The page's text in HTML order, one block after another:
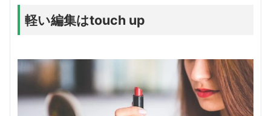
軽い編集はtouch up